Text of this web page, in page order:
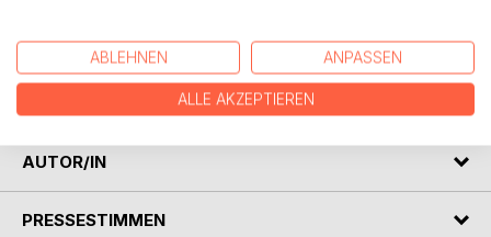
(man kann alles auch ohne sie erreichen) noch nutzlos (sie
können bei vielem hilfreich sein) - sie sind Hilfsmittel, die in
der Magie vieles erleichtern können.
AUTOR/IN
PRESSESTIMMEN
ABLEHNEN ANPASSEN
ALLE AKZEPTIEREN